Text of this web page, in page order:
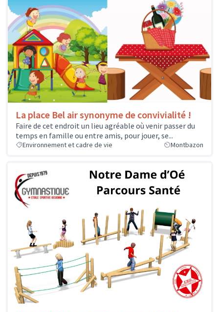
La place Bel air synonyme de convivialité !
Faire de cet endroit un lieu agréable où venir passer du
temps en famille ou entre amis, pour jouer, se...
Environnement et cadre de vie Montbazon